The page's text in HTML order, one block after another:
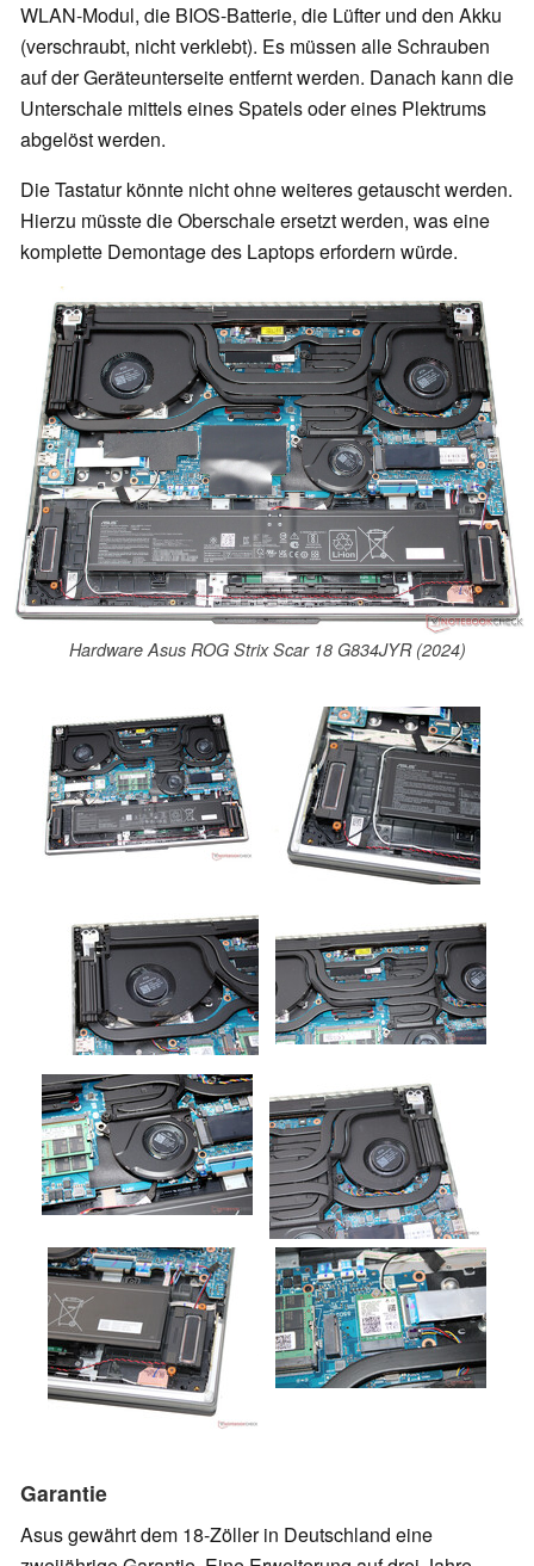
WLAN-Modul, die BIOS-Batterie, die Lüfter und den Akku
(verschraubt, nicht verklebt). Es müssen alle Schrauben
auf der Geräteunterseite entfernt werden. Danach kann die
Unterschale mittels eines Spatels oder eines Plektrums
abgelöst werden.
Die Tastatur könnte nicht ohne weiteres getauscht werden.
Hierzu müsste die Oberschale ersetzt werden, was eine
komplette Demontage des Laptops erfordern würde.
Hardware Asus ROG Strix Scar 18 G834JYR (2024)
Garantie
Asus gewährt dem 18-Zöller in Deutschland eine